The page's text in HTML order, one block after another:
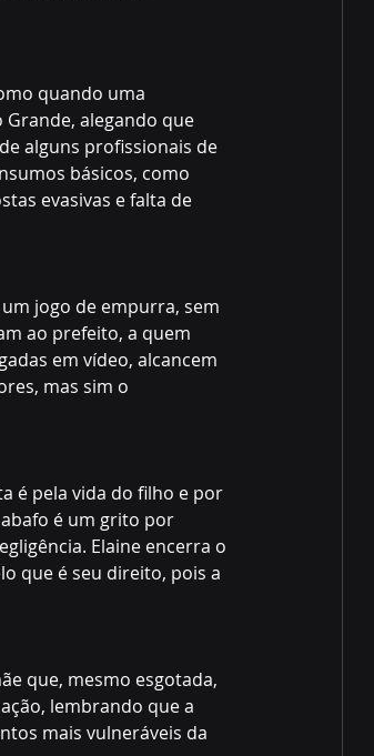
quando uma
alegando que
alguns profissionais de
básicos, como
evasivas e falta de
jogo de empurra, sem
ao prefeito, a quem
em vídeo, alcancem
mas sim o
é pela vida do filho e por
é um grito por
Elaine encerra o
que é seu direito, pois a
que, mesmo esgotada,
lembrando que a
mais vulneráveis da